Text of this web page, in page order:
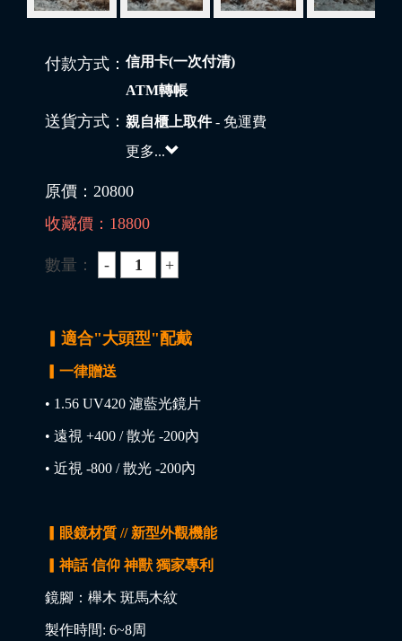
付款方式： 信用卡(一次付清)
ATM轉帳
送貨方式： 親自櫃上取件- 免運費
更多...
原價： 20800
收藏價： 18800
數量：
▎適合"大頭型"配戴
▎一律贈送
• 1.56 UV420 濾藍光鏡片
• 遠視 +400 / 散光 -200內
• 近視 -800 / 散光 -200內
▎眼鏡材質 // 新型外觀機能
▎神話 信仰 神獸 獨家專利
鏡腳：櫸木 斑馬木紋
製作時間: 6~8周